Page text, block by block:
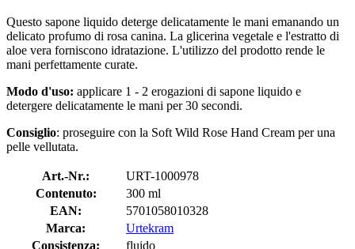
Questo sapone liquido deterge delicatamente le mani emanando un
delicato profumo di rosa canina. La glicerina vegetale e l'estratto di
aloe vera forniscono idratazione. L'utilizzo del prodotto rende le
mani perfettamente curate.
Modo d'uso: applicare 1 - 2 erogazioni di sapone liquido e
detergere delicatamente le mani per 30 secondi.
Consiglio: proseguire con la Soft Wild Rose Hand Cream per una
pelle vellutata.
Art.-Nr.:
URT-1000978
Contenuto:
300 ml
EAN:
5701058010328
Marca:
Urtekram
Consistenza:
fluido